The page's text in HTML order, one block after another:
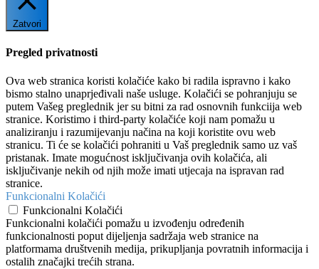
Zatvori
Pregled privatnosti
Ova web stranica koristi kolačiće kako bi radila ispravno i kako
bismo stalno unaprjeđivali naše usluge. Kolačići se pohranjuju se
putem Vašeg preglednik jer su bitni za rad osnovnih funkciija web
stranice. Koristimo i third-party kolačiće koji nam pomažu u
analiziranju i razumijevanju načina na koji koristite ovu web
stranicu. Ti će se kolačići pohraniti u Vaš preglednik samo uz vaš
pristanak. Imate mogućnost isključivanja ovih kolačića, ali
isključivanje nekih od njih može imati utjecaja na ispravan rad
stranice.
Funkcionalni Kolačići
Funkcionalni Kolačići
Funkcionalni kolačići pomažu u izvođenju određenih
funkcionalnosti poput dijeljenja sadržaja web stranice na
platformama društvenih medija, prikupljanja povratnih informacija i
ostalih značajki trećih strana.